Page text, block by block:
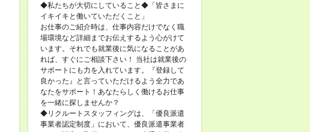
◆私たちが大切にしていること◆「皆さまに
イキイキと働いていただくこと」
お仕事のご紹介時は、仕事内容だけでなく職
場環境など詳細までお伝えするよう心がけて
います。それでも就業後に気になることがあ
れば、すぐにご相談下さい！ 当社は就業後の
サポートにも力を入れています。『登録して
良かった』と言っていただけるよう全力であ
なたをサポート！あなたらしく働けるお仕事
を一緒に探しませんか？
◆リクルートスタッフィングは、「優良派遣
事業者認定制度」において、優良派遣事業者